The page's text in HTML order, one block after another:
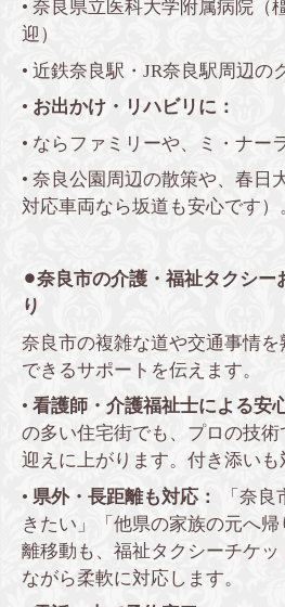
• 奈良県立医科大学附属病院（
迎）
• 近鉄奈良駅・JR奈良駅周辺の
• お出かけ・リハビリに：
• ならファミリーや、ミ・ナー
• 奈良公園周辺の散策や、春日
対応車両なら坂道も安心です）
⚫︎奈良市の介護・福祉タクシ
り
奈良市の複雑な道や交通事情
できるサポートを伝えます。
• 看護師・介護福祉士による安
の多い住宅街でも、プロの技
迎えに上がります。付き添いも
• 県外・長距離も対応：
「奈
きたい」「他県の家族の元へ
離移動も、福祉タクシーチケ
ながら柔軟に対応します。